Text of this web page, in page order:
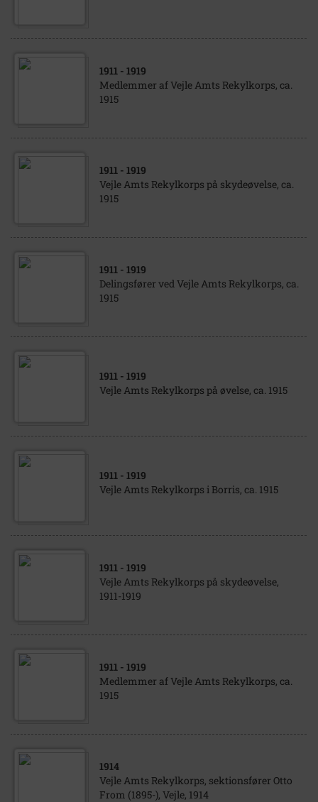
1911 - 1919
Medlemmer af Vejle Amts Rekylkorps, ca.
1915
1911 - 1919
Vejle Amts Rekylkorps på skydeøvelse, ca.
1915
1911 - 1919
Delingsfører ved Vejle Amts Rekylkorps, ca.
1915
1911 - 1919
Vejle Amts Rekylkorps på øvelse, ca. 1915
1911 - 1919
Vejle Amts Rekylkorps i Borris, ca. 1915
1911 - 1919
Vejle Amts Rekylkorps på skydeøvelse,
1911-1919
1911 - 1919
Medlemmer af Vejle Amts Rekylkorps, ca.
1915
1914
Vejle Amts Rekylkorps, sektionsfører Otto
From (1895-), Vejle, 1914